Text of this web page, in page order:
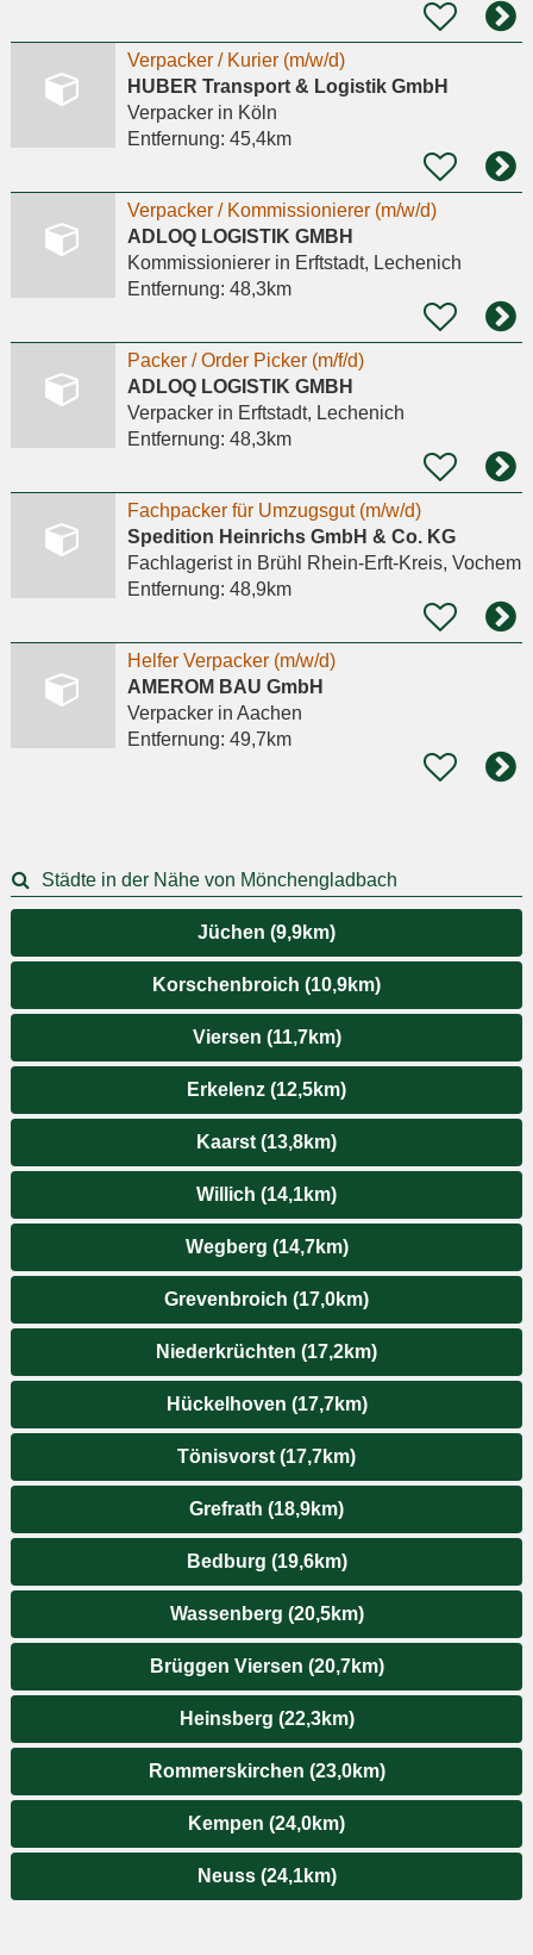
Verpacker / Kurier (m/w/d)
HUBER Transport & Logistik GmbH
Verpackerin Köln
Entfernung: 45,4km
Verpacker / Kommissionierer (m/w/d)
ADLOQ LOGISTIK GMBH
Kommissioniererin Erftstadt, Lechenich
Entfernung: 48,3km
Packer / Order Picker (m/f/d)
ADLOQ LOGISTIK GMBH
Verpackerin Erftstadt, Lechenich
Entfernung: 48,3km
Fachpacker für Umzugsgut (m/w/d)
Spedition Heinrichs GmbH & Co. KG
Fachlageristin Brühl Rhein-Erft-Kreis, Vochem
Entfernung: 48,9km
Helfer Verpacker (m/w/d)
AMEROM BAU GmbH
Verpackerin Aachen
Entfernung: 49,7km
Städte in der Nähe von Mönchengladbach
Jüchen (9,9km)
Korschenbroich (10,9km)
Viersen (11,7km)
Erkelenz (12,5km)
Kaarst (13,8km)
Willich (14,1km)
Wegberg (14,7km)
Grevenbroich (17,0km)
Niederkrüchten (17,2km)
Hückelhoven (17,7km)
Tönisvorst (17,7km)
Grefrath (18,9km)
Bedburg (19,6km)
Wassenberg (20,5km)
Brüggen Viersen (20,7km)
Heinsberg (22,3km)
Rommerskirchen (23,0km)
Kempen (24,0km)
Neuss (24,1km)